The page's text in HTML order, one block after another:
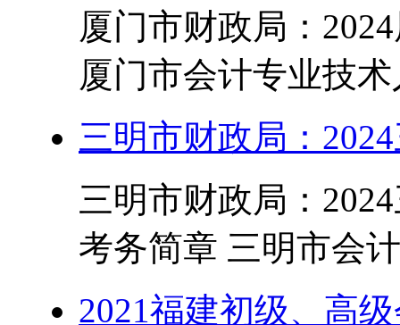
厦门市财政局：
厦门市会计专业技
三明市财政局：
三明市财政局：
考务简章 三明市会
2021福建初级、高